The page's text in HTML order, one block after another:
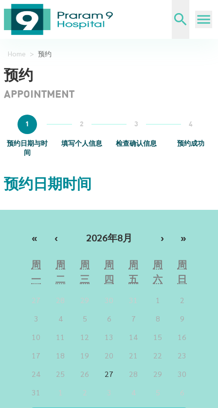
Home > 预约
预约
APPOINTMENT
1 2 3 4
预约日期与时
间
填写个人信息 检查确认信息 预约成功
预约日期时间
« ‹ 2026年8月 › »
周
一
周
二
周
三
周
四
周
五
周
六
周
日
27 28 29 30 31 1
2
3
4 5 6 7 8
9
10
11 12 13 14 15
16
17
18 19 20 21 22
23
24
25 26 27 28 29
30
31
1 2 3 4 5 6